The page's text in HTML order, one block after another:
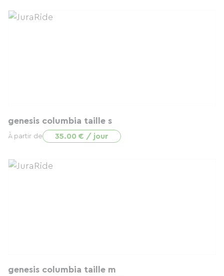
genesis columbia taille s
À partir de 35.00 € / jour
genesis columbia taille m